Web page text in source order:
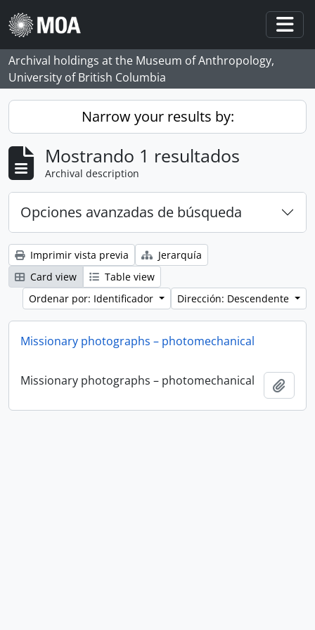
Skip to main content
Archival holdings at the Museum of Anthropology,
University of British Columbia
Narrow your results by:
Mostrando 1 resultados
Archival description
Opciones avanzadas de búsqueda
Imprimir vista previa
Jerarquía
Card view
Table view
Ordenar por: Identificador
Dirección: Descendente
Missionary photographs – photomechanical
Missionary photographs – photomechanical